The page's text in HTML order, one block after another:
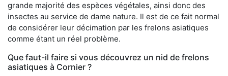
grande majorité des espèces végétales, ainsi donc des
insectes au service de dame nature. Il est de ce fait normal
de considérer leur décimation par les frelons asiatiques
comme étant un réel problème.
Que faut-il faire si vous découvrez un nid de frelons
asiatiques à Cornier ?